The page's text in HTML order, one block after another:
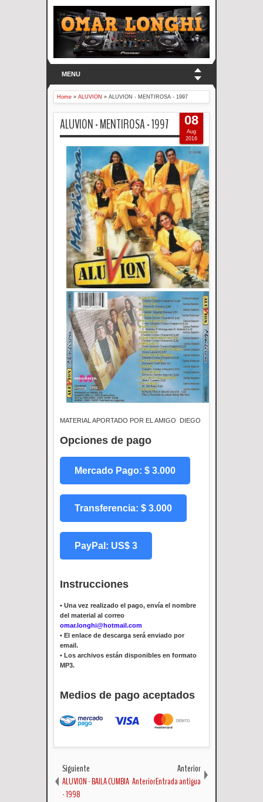
MENU
Home » ALUVION » ALUVION - MENTIROSA - 1997
ALUVION - MENTIROSA - 1997
MATERIAL APORTADO POR EL AMIGO DIEGO
Opciones de pago
Mercado Pago: $ 3.000
Transferencia: $ 3.000
PayPal: US$ 3
Instrucciones
• Una vez realizado el pago, envía el nombre
del material al correo
omar.longhi@hotmail.com
• El enlace de descarga será enviado por
email.
• Los archivos están disponibles en formato
MP3.
Medios de pago aceptados
08
Aug
2016
Siguiente
ALUVION - BAILA CUMBIA
- 1998
Anterior
AnteriorEntrada antigua